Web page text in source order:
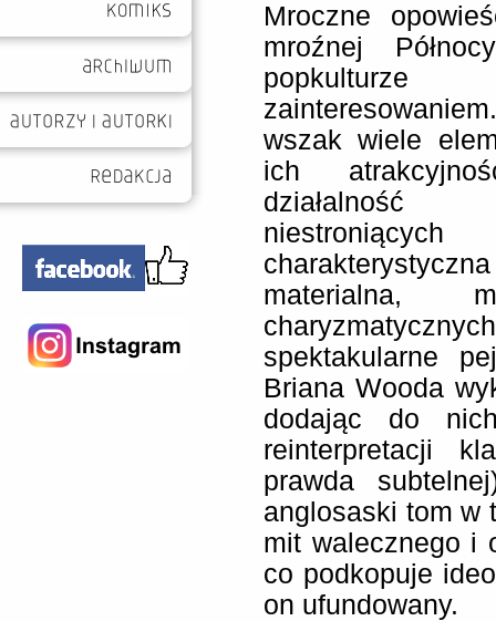
Mroczne
mroźnej
popkulturze
wszak wiele
ich
materialna,
spektakularne
Briana Wooda
dodając do
reinterpretacji
prawda
anglosaski tom w
mit walecznego i
co podkopuje
on ufundowany.